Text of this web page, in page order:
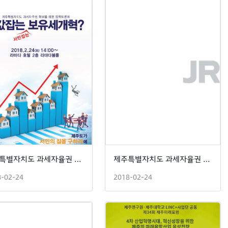
제주특별자치도 과세자율권 확보를 위한 정책토론회
02-24
제주특별자치도 과세자율권 확보를 위한 정책토론회
2018-02-24